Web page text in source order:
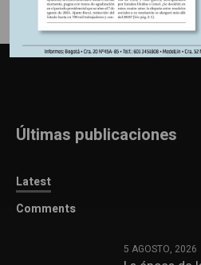
Últimas publicaciones
Latest
Comments
5 AGOSTO, 2026